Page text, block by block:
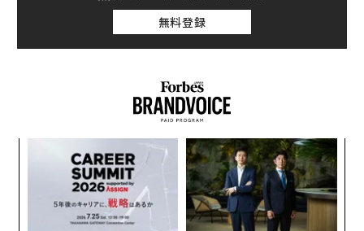
2025年、コメディはほとんどの世帯および視聴者グルー
プで最も視聴されたジャンルであった。さらに、アニメ
シャルメディアの総インタラクション数の面で最も議論
されたジャンルであった。
本シリーズの過去の報告書で見られた同様のパターンに
従い、BIPOC世帯は、2025年の配信映画トップ10のうち
9作品、トップ20のうち17作品（総世帯視聴率でランク
付け）において、世帯視聴者として（人口比と比較し
て）過剰に代表されていた。
ザーが販売を後押しする力に、2026年は顕著な変化が見
られたとしている。
AIを使って商品情報や割引情報を探した買い物客は、有
料検索・メール・ソーシャルメディアといった非AIチャ
ネルに比べ、コンバージョン（購入）率が40％高かっ
た。これは2025年のプライムデー期間と対照的で、当時
はAIから誘導されたトラフィックのコンバージョンが他
チャネルより23％低かった。
無料登録